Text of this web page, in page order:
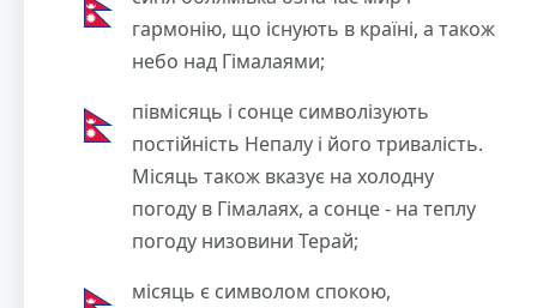
гармонію, що існують в країні, а також
небо над Гімалаями;
півмісяць і сонце символізують
постійність Непалу і його тривалість.
Місяць також вказує на холодну
погоду в Гімалаях, а сонце - на теплу
погоду низовини Терай;
місяць є символом спокою,